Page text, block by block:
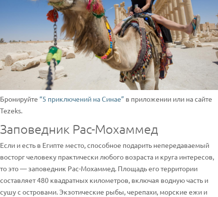
Бронируйте “5 приключений на Синае” в приложении или на сайте
Tezeks.
Заповедник Рас-Мохаммед
Если и есть в Египте место, способное подарить непередаваемый
восторг человеку практически любого возраста и круга интересов,
то это — заповедник Рас-Мохаммед. Площадь его территории
составляет 480 квадратных километров, включая водную часть и
сушу с островами. Экзотические рыбы, черепахи, морские ежи и